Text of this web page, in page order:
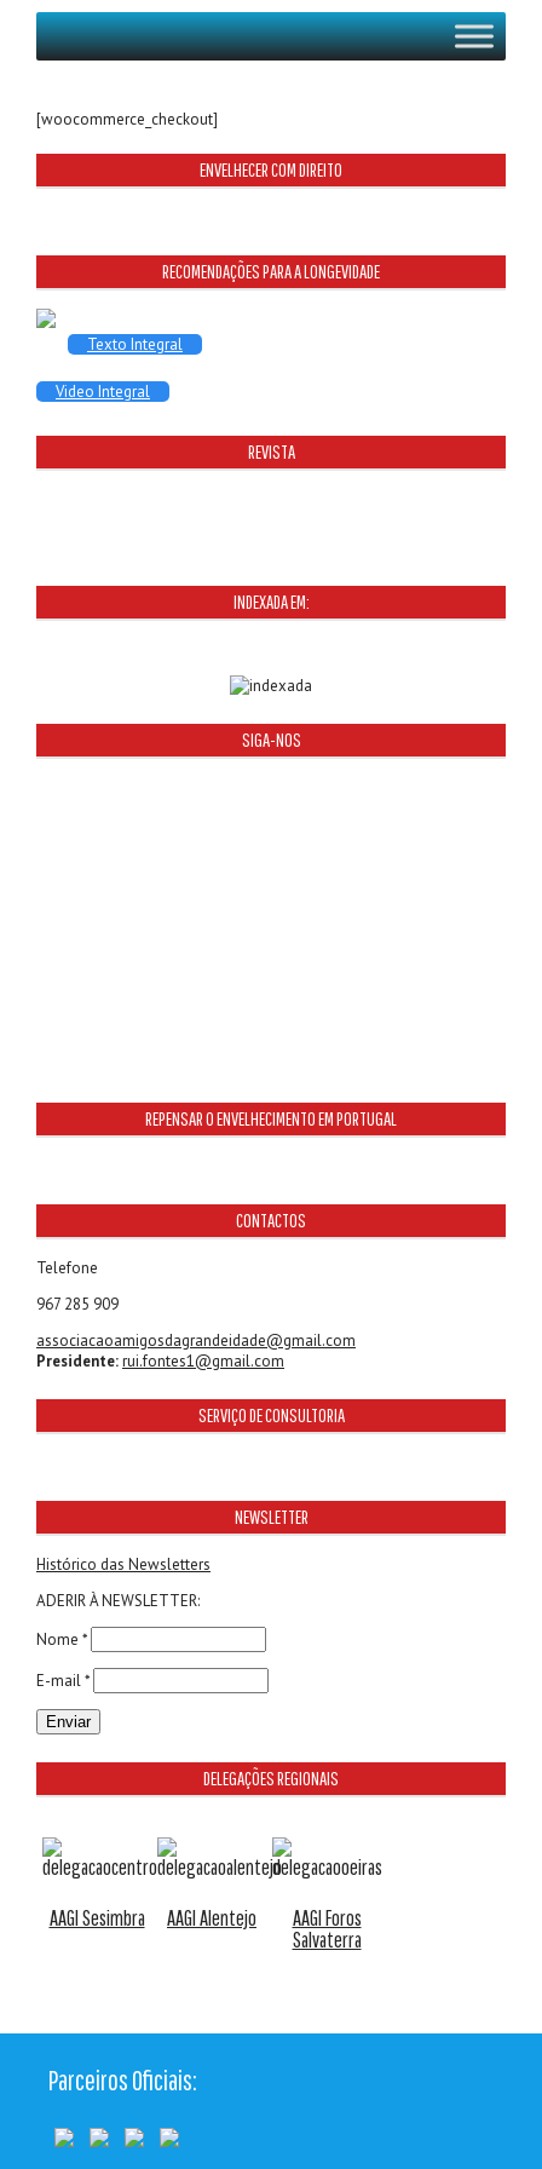
[woocommerce_checkout]
ENVELHECER COM DIREITO
RECOMENDAÇÕES PARA A LONGEVIDADE
Texto Integral
Video Integral
REVISTA
INDEXADA EM:
SIGA-NOS
REPENSAR O ENVELHECIMENTO EM PORTUGAL
CONTACTOS
Telefone
967 285 909
associacaoamigosdagrandeidade@gmail.com
Presidente:rui.fontes1@gmail.com
SERVIÇO DE CONSULTORIA
NEWSLETTER
Histórico das Newsletters
ADERIR À NEWSLETTER:
Nome *
E-mail *
DELEGAÇÕES REGIONAIS
AAGI Sesimbra AAGI Alentejo
AAGI Foros
Salvaterra
Parceiros Oficiais: